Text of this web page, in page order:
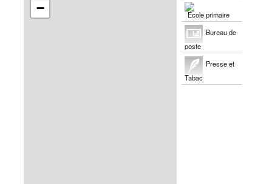
−
École primaire
Bureau de
poste
Presse et
Tabac